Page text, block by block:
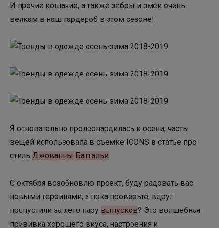
И прочие кошачие, а также зебры и змеи очень
велкам в наш гардероб в этом сезоне!
Я основательно пролеопардилась к осени, часть
вещей использовала в съемке ICONS в статье про
стиль Джованны Баттальи
С октября возобновлю проект, буду радовать вас
новыми героинями, а пока проверьте, вдруг
пропустили за лето пару выпусков? Это волшебная
прививка хорошего вкуса, настроения и